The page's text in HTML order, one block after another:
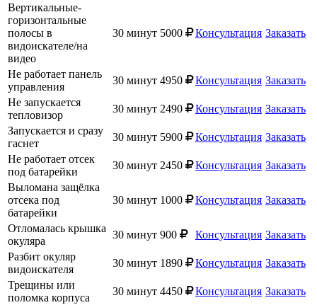
Вертикальные-
горизонтальные
полосы в
видоискателе/на
видео
30 минут 5000 Консультация Заказать
Не работает панель
управления
30 минут 4950 Консультация Заказать
Не запускается
тепловизор
30 минут 2490 Консультация Заказать
Запускается и сразу
гаснет
30 минут 5900 Консультация Заказать
Не работает отсек
под батарейки
30 минут 2450 Консультация Заказать
Выломана защёлка
отсека под
батарейки
30 минут 1000 Консультация Заказать
Отломалась крышка
окуляра
30 минут 900 Консультация Заказать
Разбит окуляр
видоискателя
30 минут 1890 Консультация Заказать
Трещины или
поломка корпуса
30 минут 4450 Консультация Заказать